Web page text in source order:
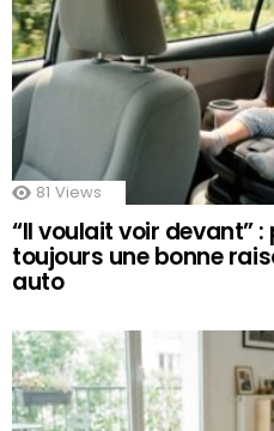
81 Views
“Il voulait voir devant”
toujours une bonne
auto